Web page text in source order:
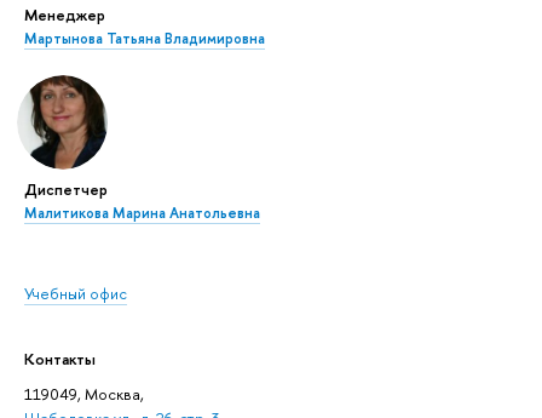
Менеджер
Мартынова Татьяна Владимировна
Диспетчер
Малитикова Марина Анатольевна
Учебный офис
Контакты
119049, Москва,